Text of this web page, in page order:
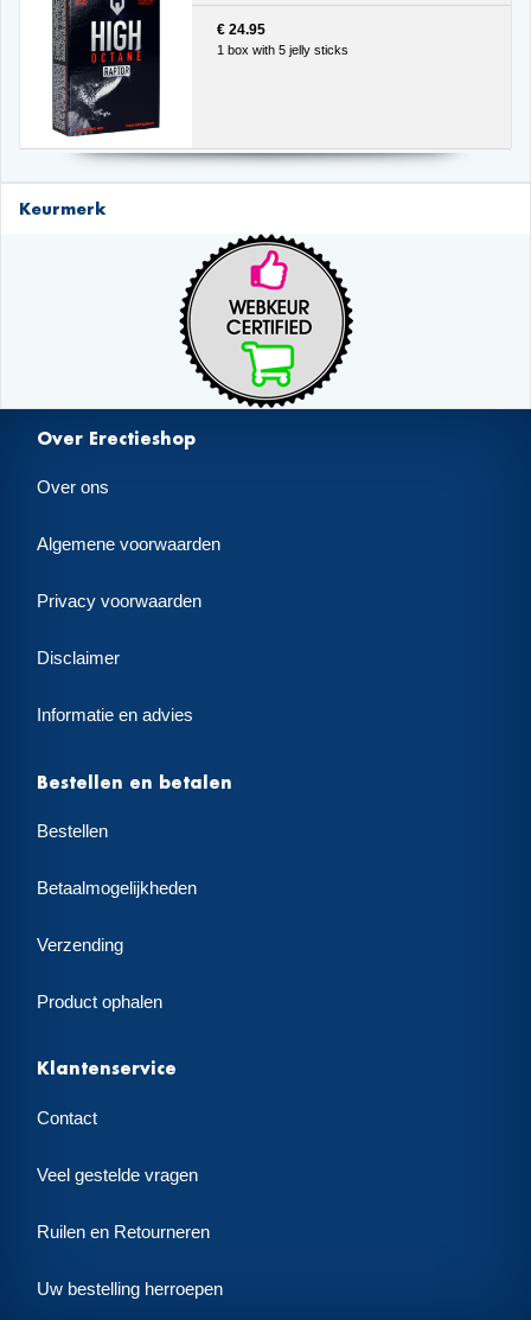
€ 24.95
1 box with 5 jelly sticks
Keurmerk
Over Erectieshop
Over ons
Algemene voorwaarden
Privacy voorwaarden
Disclaimer
Informatie en advies
Bestellen en betalen
Bestellen
Betaalmogelijkheden
Verzending
Product ophalen
Klantenservice
Contact
Veel gestelde vragen
Ruilen en Retourneren
Uw bestelling herroepen